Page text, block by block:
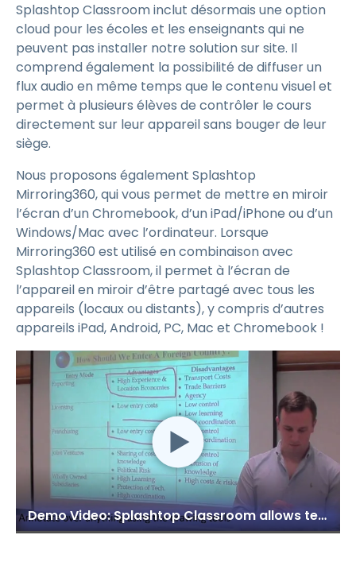
Splashtop Classroom inclut désormais une option
cloud pour les écoles et les enseignants qui ne
peuvent pas installer notre solution sur site. Il
comprend également la possibilité de diffuser un
flux audio en même temps que le contenu visuel et
permet à plusieurs élèves de contrôler le cours
directement sur leur appareil sans bouger de leur
siège.
Nous proposons également Splashtop
Mirroring360, qui vous permet de mettre en miroir
l’écran d’un Chromebook, d’un iPad/iPhone ou d’un
Windows/Mac avec l’ordinateur. Lorsque
Mirroring360 est utilisé en combinaison avec
Splashtop Classroom, il permet à l’écran de
l’appareil en miroir d’être partagé avec tous les
appareils (locaux ou distants), y compris d’autres
appareils iPad, Android, PC, Mac et Chromebook !
Demo Video: Splashtop Classroom allows teachers to share their desktop and applications with student devices